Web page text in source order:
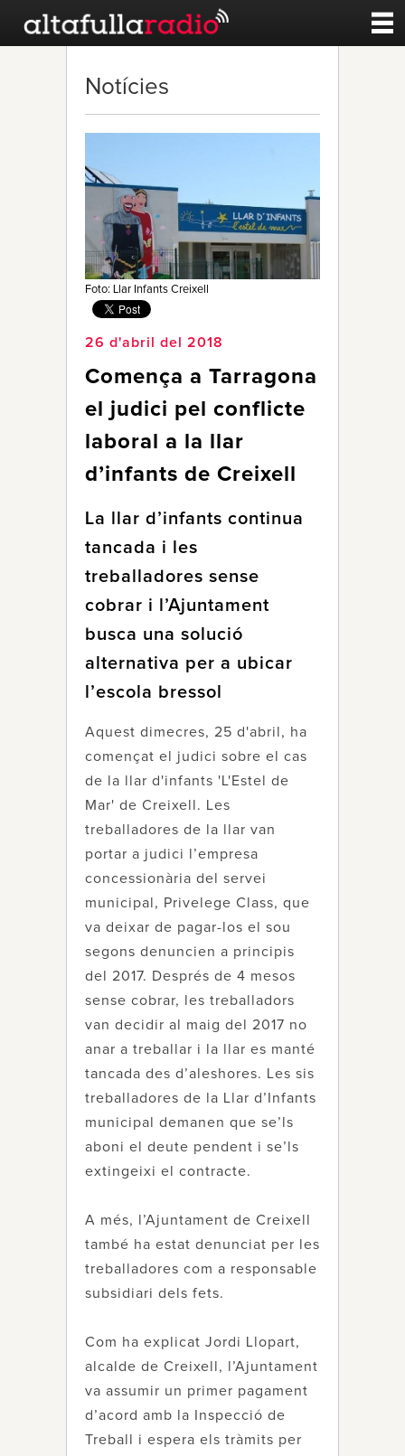
Noticies
Qui Som
Notícies
Foto: Llar Infants Creixell
26 d'abril del 2018
Comença a Tarragona
el judici pel conflicte
laboral a la llar
d’infants de Creixell
La llar d’infants continua
tancada i les
treballadores sense
cobrar i l’Ajuntament
busca una solució
alternativa per a ubicar
l’escola bressol
Aquest dimecres, 25 d'abril, ha
començat el judici sobre el cas
de la llar d'infants 'L'Estel de
Mar' de Creixell. Les
treballadores de la llar van
portar a judici l’empresa
concessionària del servei
municipal, Privelege Class, que
va deixar de pagar-los el sou
segons denuncien a principis
del 2017. Després de 4 mesos
sense cobrar, les treballadors
van decidir al maig del 2017 no
anar a treballar i la llar es manté
tancada des d’aleshores. Les sis
treballadores de la Llar d’Infants
municipal demanen que se’ls
aboni el deute pendent i se’ls
extingeixi el contracte.
A més, l’Ajuntament de Creixell
també ha estat denunciat per les
treballadores com a responsable
subsidiari dels fets.
Com ha explicat Jordi Llopart,
alcalde de Creixell, l’Ajuntament
va assumir un primer pagament
d’acord amb la Inspecció de
Treball i espera els tràmits per